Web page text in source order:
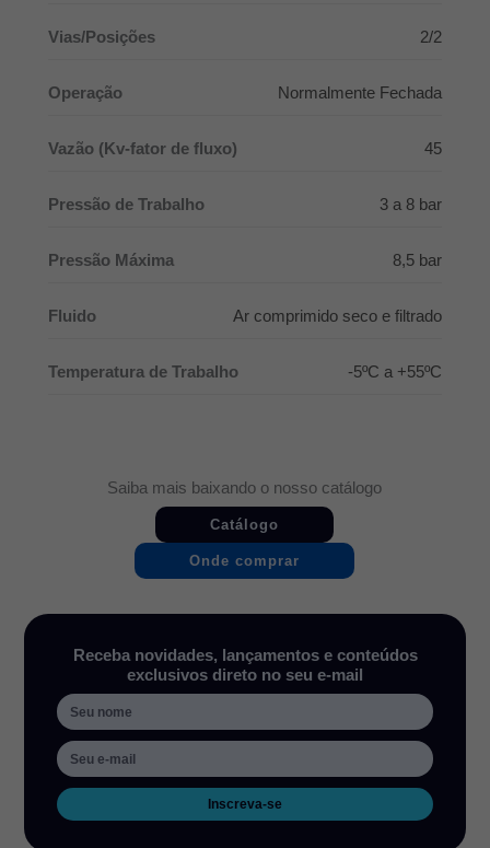
Vias/Posições 2/2
Operação Normalmente Fechada
Vazão (Kv-fator de fluxo) 45
Pressão de Trabalho 3 a 8 bar
Pressão Máxima 8,5 bar
Fluido Ar comprimido seco e filtrado
Temperatura de Trabalho -5ºC a +55ºC
Saiba mais baixando o nosso catálogo
Catálogo
Onde comprar
Receba novidades, lançamentos e conteúdos
exclusivos direto no seu e-mail
Inscreva-se